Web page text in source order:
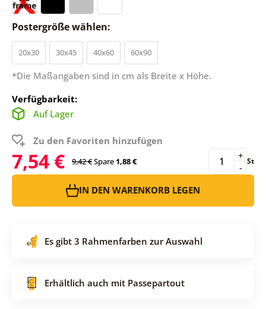
Postergröße wählen:
20x30 30x45 40x60 60x90
*Die Maßangaben sind in cm als Breite x Höhe.
Verfügbarkeit:
Auf Lager
Zu den Favoriten hinzufügen
7,54 € 9,42 €Spare1,88 € -
+ St
IN DEN WARENKORB LEGEN
Es gibt 3 Rahmenfarben zur Auswahl
Erhältlich auch mit Passepartout